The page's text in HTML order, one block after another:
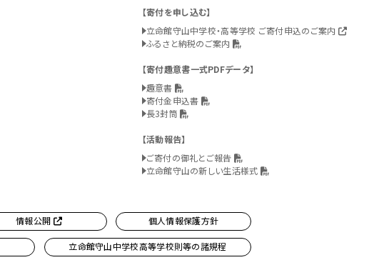
寄付を申し込む
立命館守山中学校・高等学校 ご寄付申込のご案内
ふるさと納税のご案内
寄付趣意書一式PDFデータ
趣意書
寄付金申込書
長3封筒
活動報告
ご寄付の御礼とご報告
立命館守山の新しい生活様式
情報公開 個人情報保護方針
立命館守山中学校高等学校則等の諸規程